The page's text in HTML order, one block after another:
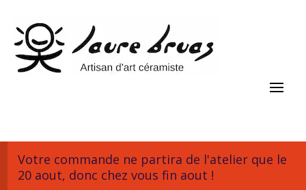
Votre commande ne partira de l'atelier que le
20 aout, donc chez vous fin aout !